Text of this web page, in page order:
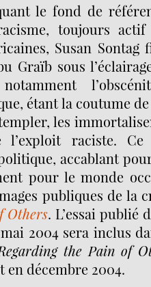
le fond de
toujours
Susan
Graïb sous
étant la coutume
les
l’exploit raciste.
accablant
pour le monde
publiques de la
Others. L’essai publié
2004 sera inclus
the Pain of
en décembre 2004.